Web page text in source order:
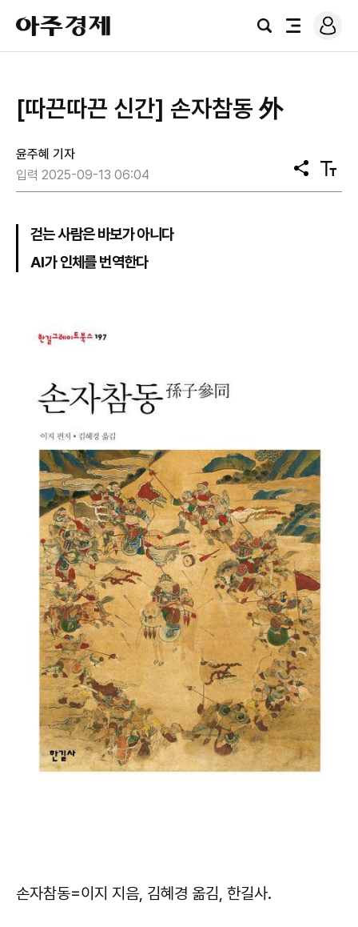
아
주
경
검
전
로
그
[따끈따끈 신간] 손자참동 外
윤주혜 기자
입력 2025-09-13 06:04
공
유
텍
스
걷는 사람은 바보가 아니다
AI가 인체를 번역한다
손자참동=이지 지음, 김혜경 옮김, 한길사.